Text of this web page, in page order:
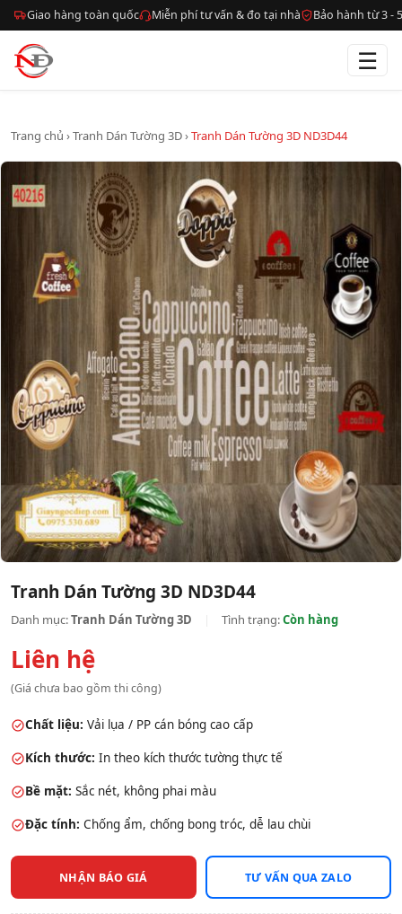
Giao hàng toàn quốc Miễn phí tư vấn & đo tại nhà Bảo hành từ 3 -
☰
Trang chủ ›Tranh Dán Tường 3D›Tranh Dán Tường 3D ND3D44
Tranh Dán Tường 3D ND3D44
Danh mục:Tranh Dán Tường 3D Tình trạng:Còn hàng
Liên hệ
(Giá chưa bao gồm thi công)
Chất liệu: Vải lụa / PP cán bóng cao cấp
Kích thước: In theo kích thước tường thực tế
Bề mặt: Sắc nét, không phai màu
Đặc tính: Chống ẩm, chống bong tróc, dễ lau chùi
NHẬN BÁO GIÁ TƯ VẤN QUA ZALO